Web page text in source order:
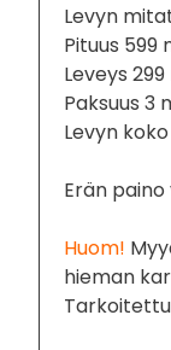
Levyn
Pituus 599
Leveys
Paksuus 3
Levyn
Erän paino
Huom!
hieman